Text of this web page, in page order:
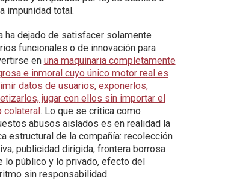
impunidad total.
ha dejado de satisfacer solamente
funcionales o de innovación para
en una maquinaria completamente
e inmoral cuyo único motor real es
datos de usuarios, exponerlos,
jugar con ellos sin importar el
colateral. Lo que se critica como
abusos aislados es en realidad la
estructural de la compañía: recolección
publicidad dirigida, frontera borrosa
lo público y lo privado, efecto del
sin responsabilidad.